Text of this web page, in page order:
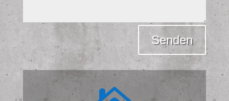
Senden
Alternative: